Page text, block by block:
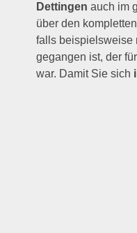
Dettingen auch im
über den
falls beispielsweise
gegangen ist, der
war. Damit Sie sich